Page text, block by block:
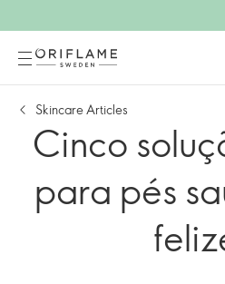
Skincare Articles
Cinco
para pés